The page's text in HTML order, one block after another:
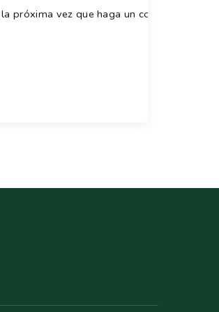
próxima vez que haga un comentario.